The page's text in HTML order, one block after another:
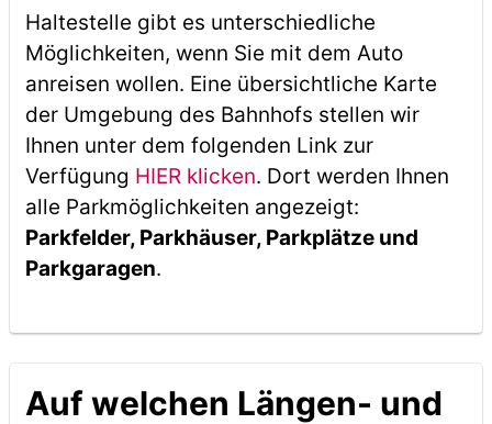
Haltestelle gibt es unterschiedliche
Möglichkeiten, wenn Sie mit dem Auto
anreisen wollen. Eine übersichtliche Karte
der Umgebung des Bahnhofs stellen wir
Ihnen unter dem folgenden Link zur
Verfügung HIER klicken. Dort werden Ihnen
alle Parkmöglichkeiten angezeigt:
Parkfelder, Parkhäuser, Parkplätze und
Parkgaragen.
Auf welchen Längen- und